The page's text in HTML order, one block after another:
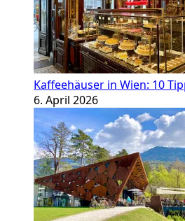
Kaffeehäuser in Wien: 10
6. April 2026